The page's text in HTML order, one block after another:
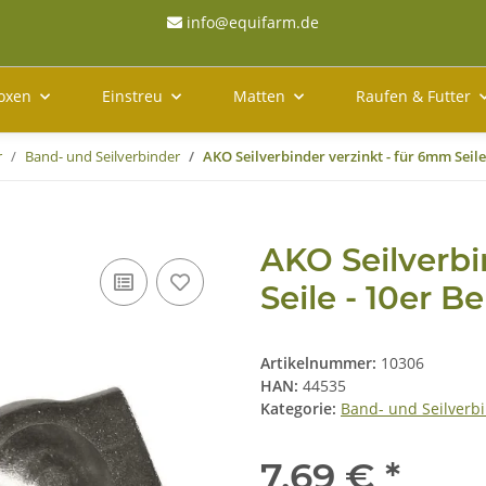
info@equifarm.de
Einstreu Matten Raufen & Futter
Band- und Seilverbinder AKO Seilverbinder verzinkt - für 6mm
AKO
Seile - 10er
Artikelnummer: 10306
HAN: 44535
Kategorie: Band- und
7,69 € *